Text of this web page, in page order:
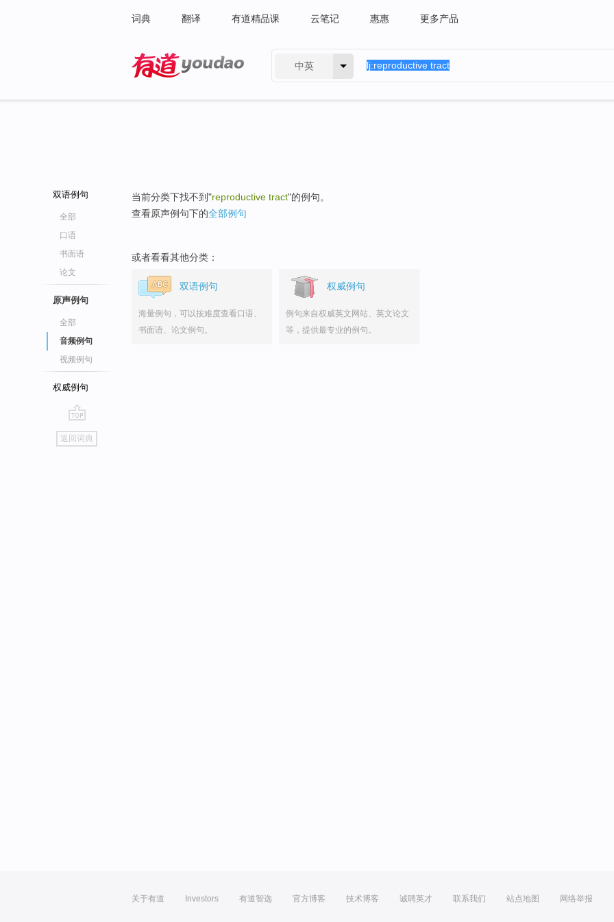
词典 翻译 有道精品课 云笔记 惠惠 更多产品
中英
双语例句
全部
口语
书面语
论文
原声例句
全部
音频例句
视频例句
权威例句
go
top
返回词典
当前分类下找不到"reproductive tract"的例句。
查看原声例句下的全部例句
或者看看其他分类：
双语例句
海量例句，可以按难度查看口语、
书面语、论文例句。
权威例句
例句来自权威英文网站、英文论文
等，提供最专业的例句。
关于有道 Investors 有道智选 官方博客 技术博客 诚聘英才 联系我们 站点地图 网络举报